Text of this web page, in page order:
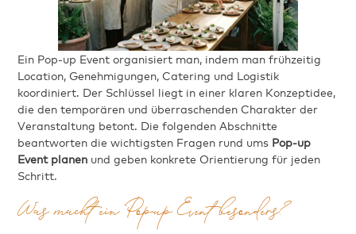
Ein Pop-up Event organisiert man, indem man frühzeitig
Location, Genehmigungen, Catering und Logistik
koordiniert. Der Schlüssel liegt in einer klaren Konzeptidee,
die den temporären und überraschenden Charakter der
Veranstaltung betont. Die folgenden Abschnitte
beantworten die wichtigsten Fragen rund ums Pop-up
Event planen und geben konkrete Orientierung für jeden
Schritt.
Was macht ein Pop-up Event besonders?